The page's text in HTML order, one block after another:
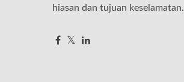
hiasan dan tujuan keselamatan.